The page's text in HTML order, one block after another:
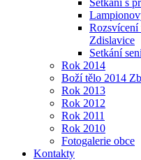
Setkání s
Zdislavice
Setkání
Rok 2014
Boží tělo 2014
Rok 2013
Rok 2012
Rok 2011
Rok 2010
Fotogalerie obce
Kontakty